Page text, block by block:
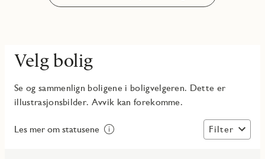
Velg bolig
Se og sammenlign boligene i boligvelgeren. Dette er
illustrasjonsbilder. Avvik kan forekomme.
Les mer om statusene Filter